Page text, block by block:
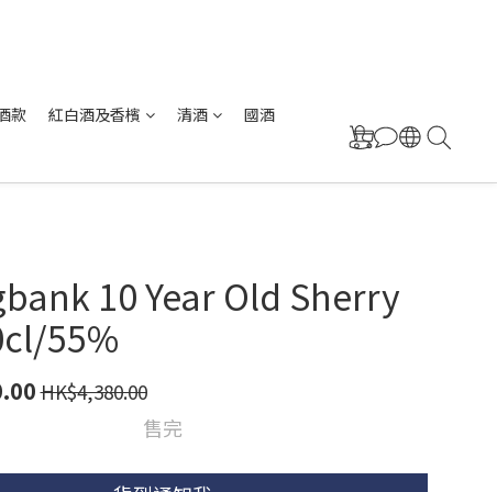
款 紅白酒及香檳 清酒 國酒
10 Year Old Sherry
55%
HK$4,380.00
售完